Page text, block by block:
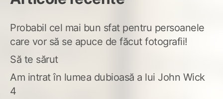
Probabil cel mai bun sfat pentru persoanele
care vor să se apuce de făcut fotografii!
Să te sărut
Am intrat în lumea dubioasă a lui John Wick
4